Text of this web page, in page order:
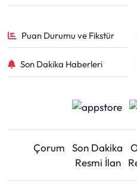
Puan Durumu ve Fikstür
Son Dakika Haberleri
Çorum Son Dakika
Resmi İlan